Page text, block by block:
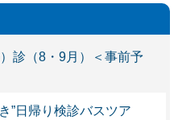
診（8・9月）＜事前予
”日帰り検診バスツア